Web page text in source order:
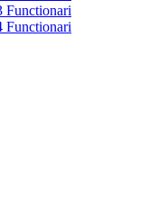
Functionari
Functionari